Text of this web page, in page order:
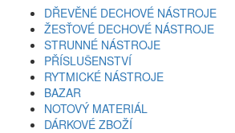
DŘEVĚNÉ DECHOVÉ NÁSTROJE
ŽESŤOVÉ DECHOVÉ NÁSTROJE
STRUNNÉ NÁSTROJE
PŘÍSLUŠENSTVÍ
RYTMICKÉ NÁSTROJE
BAZAR
NOTOVÝ MATERIÁL
DÁRKOVÉ ZBOŽÍ